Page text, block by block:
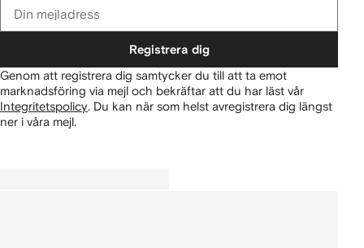
Registrera dig
Genom att registrera dig samtycker du till att ta emot
marknadsföring via mejl och bekräftar att du har läst vår
Integritetspolicy. Du kan när som helst avregistrera dig längst
ner i våra mejl.